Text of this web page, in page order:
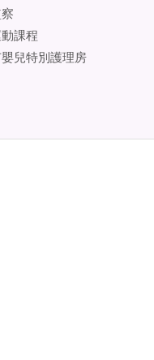
課程
兒特別護理房